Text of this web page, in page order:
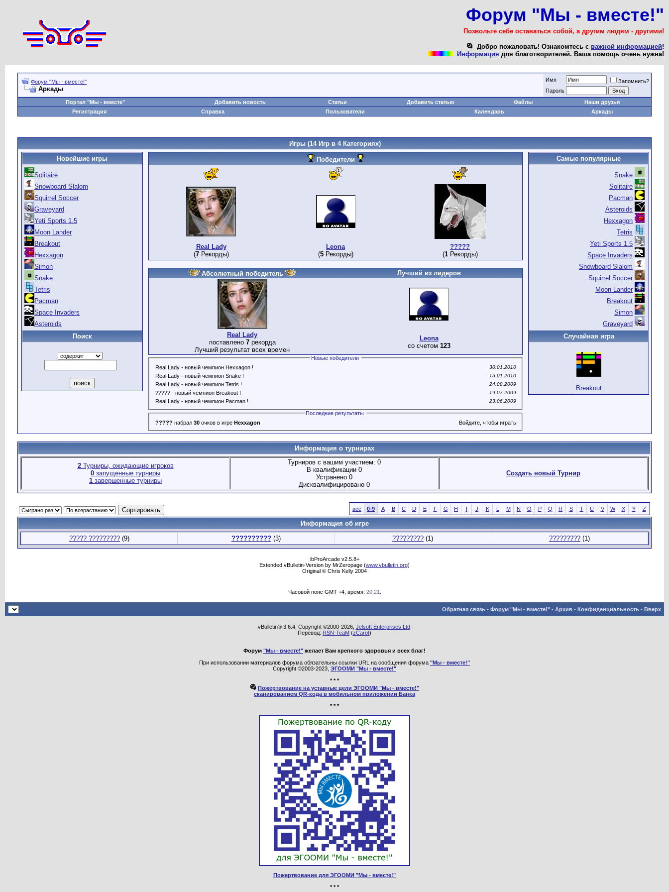
Форум "Мы - вместе!"
Позвольте себе оставаться собой, а другим людям - другими!
Добро пожаловать! Ознакомтесь с важной информацией!
Информация для благотворителей. Ваша помощь очень нужна!
Форум "Мы - вместе!"
Аркады
Имя
Запомнить?
Пароль
Портал "Мы - вместе"
Добавить новость Статьи Добавить статью Файлы
Наши друзья
Регистрация
Справка Пользователи Календарь Аркады
Игры(14 Игр в 4 Категориях)
Новейшие игры
Solitaire
Snowboard Slalom
Squirrel Soccer
Graveyard
Yeti Sports 1.5
Moon Lander
Breakout
Hexxagon
Simon
Snake
Tetris
Pacman
Space Invaders
Asteroids
Поиск
Победители
Real Lady
(7Рекорды)
Leona
(5Рекорды)
?????
(1Рекорды)
Абсолютный победитель Лучший из лидеров
Real Lady
поставлено 7рекорда
Лучший результат всех времен
Leona
со счетом 123
Новые победители
Real Lady - новый чемпион Hexxagon !
30.01.2010
Real Lady - новый чемпион Snake ! 15.01.2010
Real Lady - новый чемпион Tetris ! 24.08.2009
????? - новый чемпион Breakout ! 19.07.2009
Real Lady - новый чемпион Pacman ! 23.06.2009
Последние результаты
????? набрал 30очков в игре Hexxagon Войдите, чтобы играть
Самые популярные
Snake
Solitaire
Pacman
Asteroids
Hexxagon
Tetris
Yeti Sports 1.5
Space Invaders
Snowboard Slalom
Squirrel Soccer
Moon Lander
Breakout
Simon
Graveyard
Случайная игра
Breakout
Информация о турнирах
2Турниры, ожидающие игроков
0 запущенные турниры
1 завершенные турниры
Турниров с вашим участием: 0
В квалификации 0
Устранено 0
Дисквалифицировано 0
Создать новый Турнир
все 0-9 A B C D E F G H I J K L M N O P Q R S T U V W X Y Z
Информация об игре
????? ????????? (9) ??????????(3) ????????? (1) ????????? (1)
ibProArcade v2.5.8+
Extended vBulletin-Version by MrZeropage (www.vbulletin.org)
Original © Chris Kelly 2004
Часовой пояс GMT +4, время: 20:21
Обратная связь - Форум "Мы - вместе!" - Архив - Конфиденциальность - Вверх
vBulletin® 3.6.4, Copyright ©2000-2026, Jelsoft Enterprises Ltd.
Перевод: RSN-TeaM (zCarot)
Форум "Мы - вместе!" желает Вам крепкого здоровья и всех благ!
При использовании материалов форума обязательны ссылки URL на сообщения форума "Мы - вместе!"
Copyright ©2003-2023, ЭГООМИ "Мы - вместе!"
* * *
Пожертвование на уставные цели ЭГООМИ "Мы - вместе!"
сканированием QR-кода в мобильном приложении Банка
* * *
Пожертвование для ЭГООМИ "Мы - вместе!"
* * *